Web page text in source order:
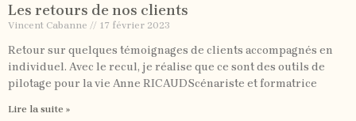
Les retours de nos clients
Vincent Cabanne 17 février 2023
Retour sur quelques témoignages de clients accompagnés en
individuel. Avec le recul, je réalise que ce sont des outils de
pilotage pour la vie Anne RICAUDScénariste et formatrice
Lire la suite »